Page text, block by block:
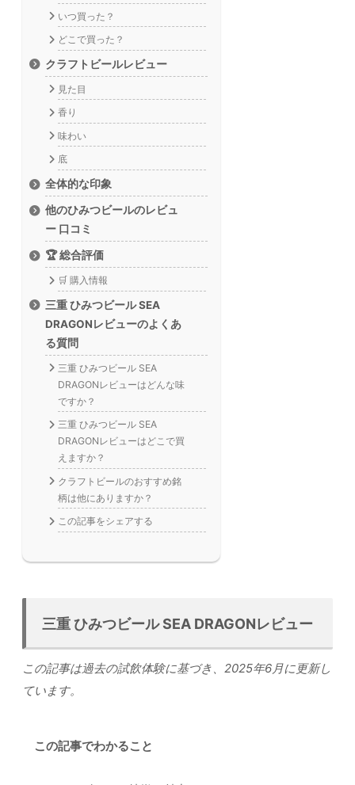
いつ買った？
どこで買った？
クラフトビールレビュー
見た目
香り
味わい
底
全体的な印象
他のひみつビールのレビュ
ー 口コミ
🏆 総合評価
🛒 購入情報
三重 ひみつビール SEA
DRAGONレビューのよくあ
る質問
三重 ひみつビール SEA
DRAGONレビューはどんな味
ですか？
三重 ひみつビール SEA
DRAGONレビューはどこで買
えますか？
クラフトビールのおすすめ銘
柄は他にありますか？
この記事をシェアする
三重 ひみつビール SEA DRAGONレビュー
この記事は過去の試飲体験に基づき、2025年6月に更新し
ています。
この記事でわかること